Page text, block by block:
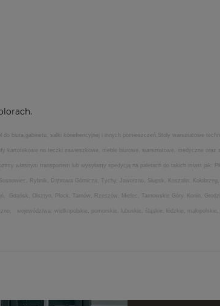
do biura,gabinetu, salki konefrencyjnej i innych pomieszczeń,Stoły warsztatowe
kartotekowe na teczki zawieszkowe, meble biurowe, warsztatowe, medyczne
własnym transportem lub wysyłamy spedycją na paletach do takich miast jak:
Rybnik, Dąbrowa Górnicza, Tychy, Jaworzno, Słupsk, Koszalin,
Olsztyn, Płock, Tarnów, Rzeszów, Mielec, Tarnowskie Góry, Konin,
województwa: wielkopolskie, pomorskie, lubuskie, śląskie, łódzkie,